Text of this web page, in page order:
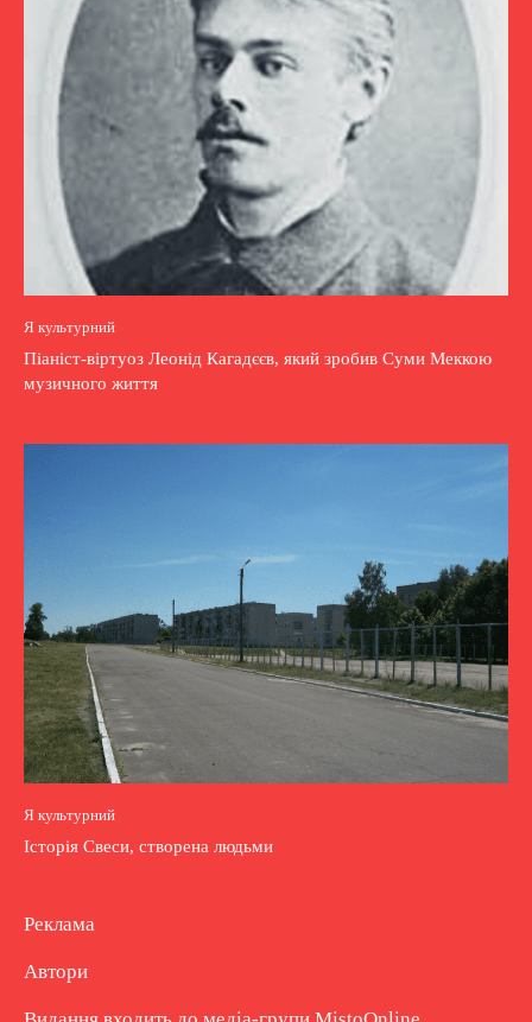
Я культурний
Піаніст-віртуоз Леонід Кагадєєв, який зробив Суми Меккою
музичного життя
Я культурний
Історія Свеси, створена людьми
Реклама
Автори